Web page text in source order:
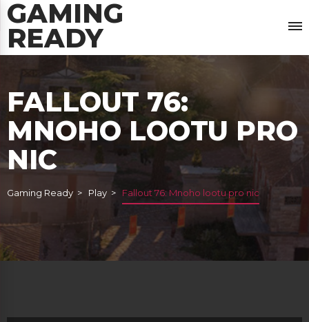
GAMING
READY
FALLOUT 76:
MNOHO LOOTU PRO
NIC
Gaming Ready Play Fallout 76: Mnoho lootu pro nic